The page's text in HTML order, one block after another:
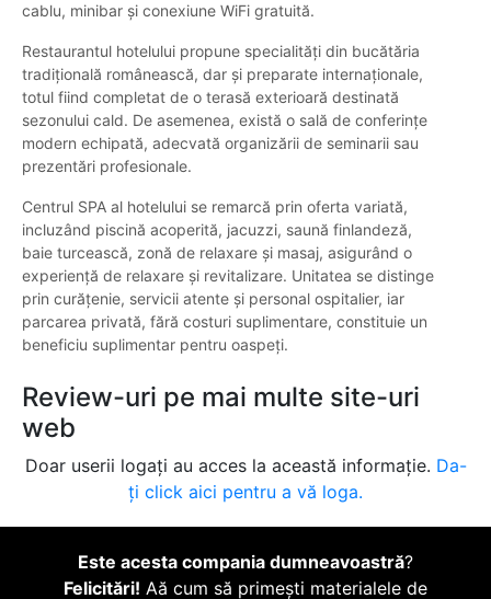
cablu, minibar și conexiune WiFi gratuită.
Restaurantul hotelului propune specialități din bucătăria
tradițională românească, dar și preparate internaționale,
totul fiind completat de o terasă exterioară destinată
sezonului cald. De asemenea, există o sală de conferințe
modern echipată, adecvată organizării de seminarii sau
prezentări profesionale.
Centrul SPA al hotelului se remarcă prin oferta variată,
incluzând piscină acoperită, jacuzzi, saună finlandeză,
baie turcească, zonă de relaxare și masaj, asigurând o
experiență de relaxare și revitalizare. Unitatea se distinge
prin curățenie, servicii atente și personal ospitalier, iar
parcarea privată, fără costuri suplimentare, constituie un
beneficiu suplimentar pentru oaspeți.
Review-uri pe mai multe site-uri
web
Doar userii logați au acces la această informație. Da-
ți click aici pentru a vă loga.
Este acesta compania dumneavoastră?
Felicitări! Aă cum să primești materialele de